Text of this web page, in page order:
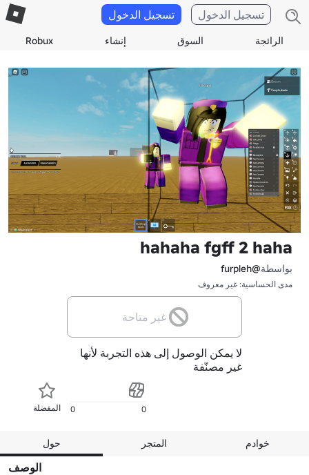
الرائجة السوق إنشاء Robux
تسجيل الدخول تسجيل الدخول
hahaha fgff 2 haha
بواسطة@furpleh
مدى الحساسية: غير معروف
غير متاحة
لا يمكن الوصول إلى هذه التجربة لأنها
غير مصنّفة
المفضلة 0 0
حول المتجر خوادم
الوصف